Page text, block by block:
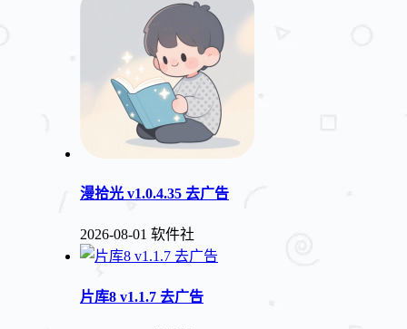
漫拾光 v1.0.4.35 去广告
2026-08-01 软件社
片库8 v1.1.7 去广告